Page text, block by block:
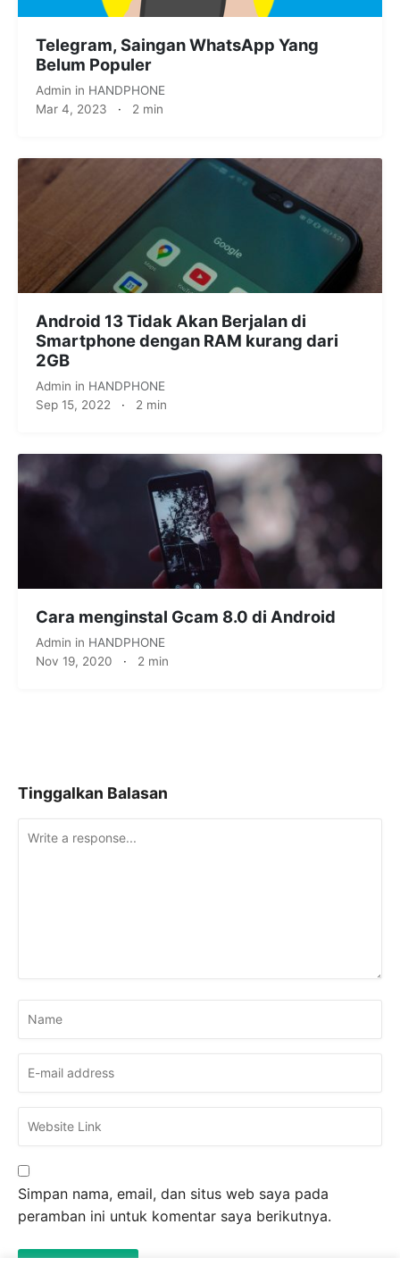
Telegram, Saingan WhatsApp Yang
Belum Populer
Admin in HANDPHONE
Mar 4, 2023 · 2 min
Android 13 Tidak Akan Berjalan di
Smartphone dengan RAM kurang dari
2GB
Admin in HANDPHONE
Sep 15, 2022 · 2 min
Cara menginstal Gcam 8.0 di Android
Admin in HANDPHONE
Nov 19, 2020 · 2 min
Tinggalkan Balasan
Simpan nama, email, dan situs web saya pada
peramban ini untuk komentar saya berikutnya.